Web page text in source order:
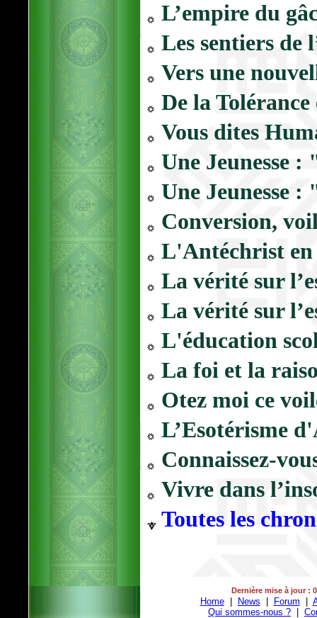
L’empire du
Les sentiers de
Vers une
De la
Vous dites
Une Jeunesse
Une Jeunesse
Conversion,
L'Antéchrist
La vérité sur
La vérité sur
L'éducation
La foi et la
Otez moi ce
L’Esotérisme
Connaissez-
Vivre dans
Toutes les
Dernière mise à jour :
Home| News Forum
Qui sommes-nous ?